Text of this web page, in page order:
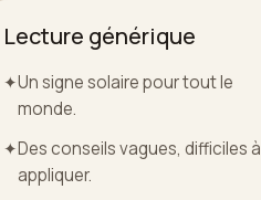
Lecture générique
✦Un signe solaire pour tout le
monde.
✦Des conseils vagues, difficiles à
appliquer.